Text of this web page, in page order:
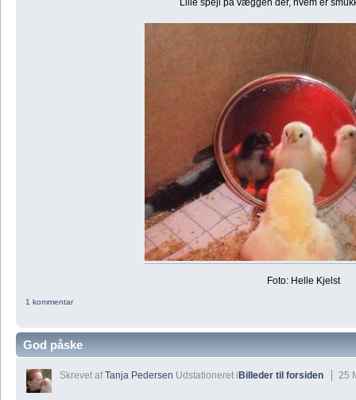
Foto: Helle Kjelst
1 kommentar
God påske
Skrevet afTanja Pedersen Udstationeret iBilleder til forsiden 25